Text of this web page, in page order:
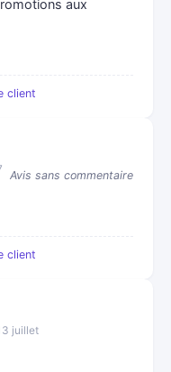
aux
client
Avis sans commentaire
client
juillet